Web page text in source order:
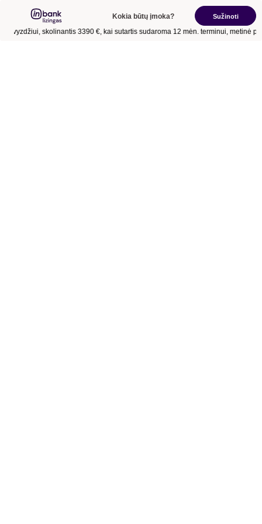
Sužinoti
Kokia būtų įmoka?
Pavyzdžiui, skolinantis3390 €, kai sutartis sudaroma12 mėn.terminui, metinė